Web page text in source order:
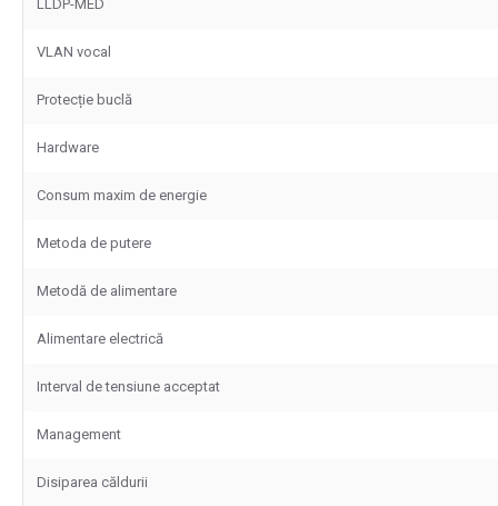
LLDP-MED
VLAN vocal
Protecție buclă
Hardware
Consum maxim de energie
Metoda de putere
Metodă de alimentare
Alimentare electrică
Interval de tensiune acceptat
Management
Disiparea căldurii